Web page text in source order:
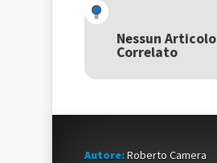
una
nuova
finestra)
nuova
finestra)
una
nuova
Nessun Articolo
Correlato
Autore:Roberto Camera